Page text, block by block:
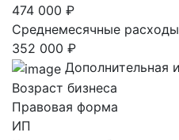
474 000 ₽
Среднемесячные расходы
352 000 ₽
Дополнительная
Возраст бизнеса
Правовая форма
ИП